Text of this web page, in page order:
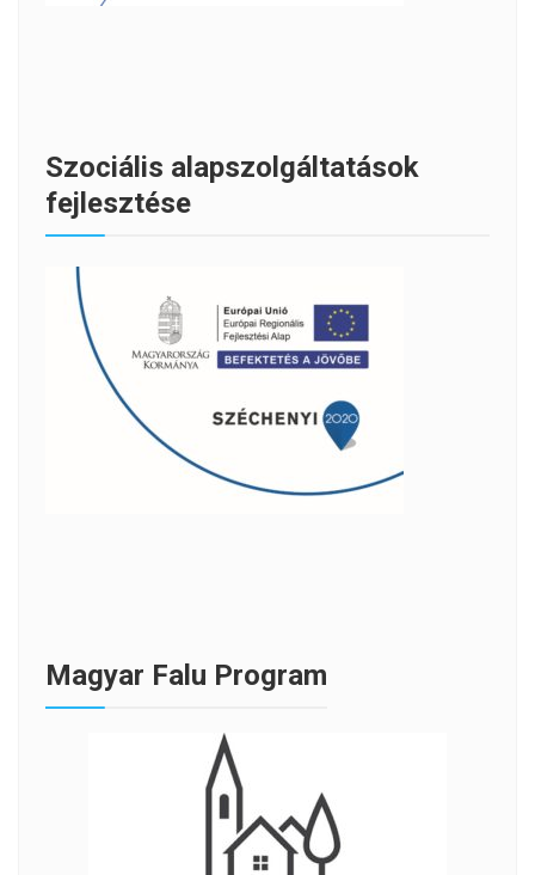
Szociális alapszolgáltatások
fejlesztése
Magyar Falu Program